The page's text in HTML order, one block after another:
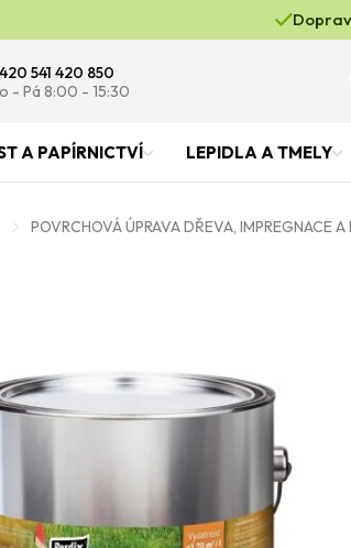
541 420 850
- Pá 8:00 - 15:30
A PAPÍRNICTVÍ LEPIDLA A TMELY
POVRCHOVÁ ÚPRAVA DŘEVA, IMPREGNACE A